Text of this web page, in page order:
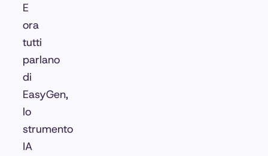
E
ora
tutti
parlano
di
EasyGen,
lo
strumento
IA